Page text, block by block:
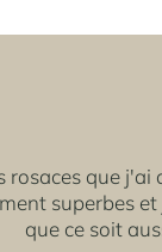
rosaces que
superbes
que ce soit